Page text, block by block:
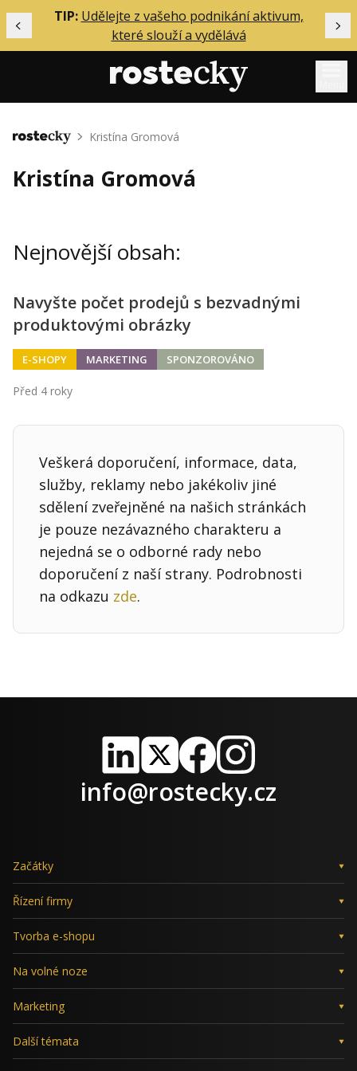
Předchozí
TIP: Udělejte z vašeho podnikání aktivum,
které slouží a vydělává
Mentoring
Solo
Inzerce
Přihlášení
Kontakt
Obchodní podmínky
Domů Kristína Gromová
Kristína Gromová
Nejnovější obsah:
Navyšte počet prodejů s bezvadnými
produktovými obrázky
E-SHOPY MARKETING SPONZOROVÁNO
Před 4 roky
Veškerá doporučení, informace, data,
služby, reklamy nebo jakékoliv jiné
sdělení zveřejněné na našich stránkách
je pouze nezávazného charakteru a
nejedná se o odborné rady nebo
doporučení z naší strany. Podrobnosti
na odkazu zde.
LinkedIn
X FacebookInstagram
info@rostecky.cz
Začátky
Řízení firmy
Tvorba e-shopu
Na volné noze
Marketing
Další témata